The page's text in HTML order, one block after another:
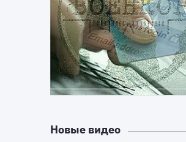
Новые видео